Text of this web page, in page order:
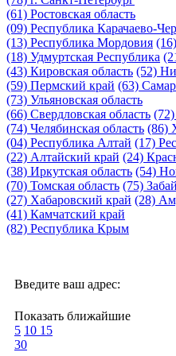
(61) Ростовская область
(09) Республика Карачаево-
(13) Республика Мордовия
(18) Удмуртская Республика
(43) Кировская область (52)
(59) Пермский край (63)
(73) Ульяновская область
(66) Свердловская область
(74) Челябинская область (86)
(04) Республика Алтай (17)
(22) Алтайский край (24)
(38) Иркутская область (54)
(70) Томская область (75)
(27) Хабаровский край (28)
(41) Камчатский край
(82) Республика Крым
Введите ваш адрес:
Показать ближайшие
5 10 15
30